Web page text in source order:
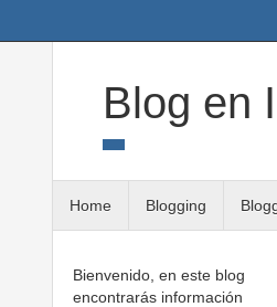
Blog en
Home Blogging
Bienvenido, en este blog
encontrarás información